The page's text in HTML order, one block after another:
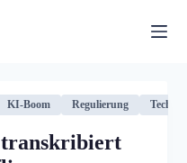
KI-Boom Regulierung